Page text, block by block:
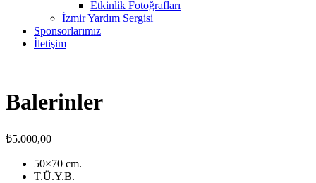
Etkinlik Fotoğrafları
İzmir Yardım Sergisi
Sponsorlarımız
İletişim
Balerinler
₺5.000,00
50×70 cm.
T.Ü.Y.B.